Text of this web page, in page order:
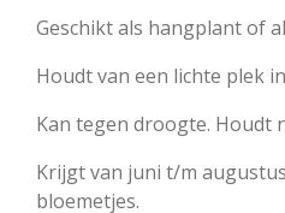
Geschikt als hangplant of
Houdt van een lichte plek
Kan tegen droogte. Houdt
Krijgt van juni t/m
bloemetjes.